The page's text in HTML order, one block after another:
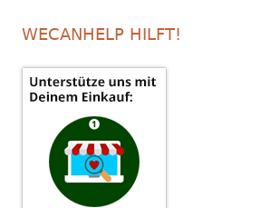
WECANHELP HILFT!